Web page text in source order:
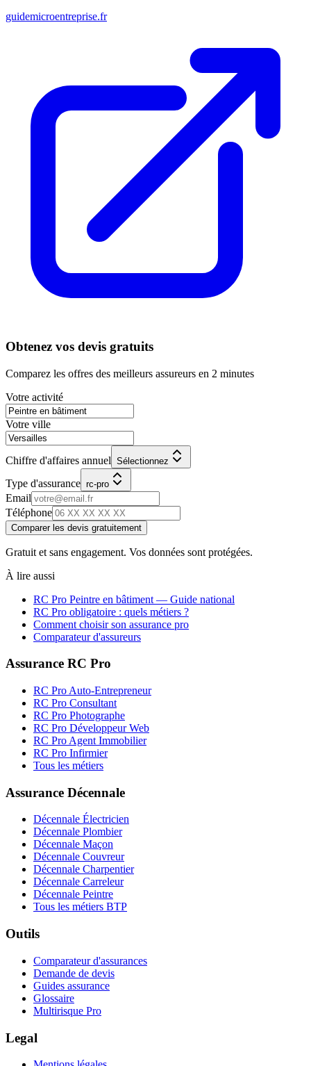
guidemicroentreprise.fr
Obtenez vos devis gratuits
Comparez les offres des meilleurs assureurs en 2 minutes
Votre activité
Votre ville
Chiffre d'affaires annuel Sélectionnez
Type d'assurance rc-pro
Email
Téléphone
Comparer les devis gratuitement
Gratuit et sans engagement. Vos données sont protégées.
À lire aussi
RC Pro Peintre en bâtiment — Guide national
RC Pro obligatoire : quels métiers ?
Comment choisir son assurance pro
Comparateur d'assureurs
Assurance RC Pro
RC Pro Auto-Entrepreneur
RC Pro Consultant
RC Pro Photographe
RC Pro Développeur Web
RC Pro Agent Immobilier
RC Pro Infirmier
Tous les métiers
Assurance Décennale
Décennale Électricien
Décennale Plombier
Décennale Maçon
Décennale Couvreur
Décennale Charpentier
Décennale Carreleur
Décennale Peintre
Tous les métiers BTP
Outils
Comparateur d'assurances
Demande de devis
Guides assurance
Glossaire
Multirisque Pro
Legal